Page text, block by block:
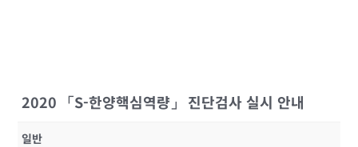
2020 「S-한양핵심역량」 진단검사 실시 안내
일반